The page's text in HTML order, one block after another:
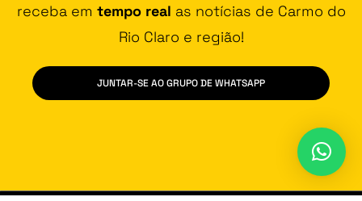
receba em tempo real as notícias de Carmo do
Rio Claro e região!
JUNTAR-SE AO GRUPO DE WHATSAPP